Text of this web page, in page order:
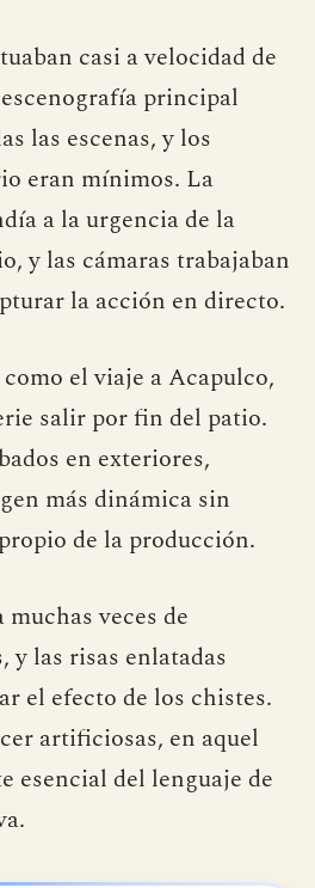
casi a velocidad de
principal
las escenas, y los
eran mínimos. La
a la urgencia de la
y las cámaras trabajaban
la acción en directo.
el viaje a Acapulco,
salir por fin del patio.
en exteriores,
más dinámica sin
de la producción.
veces de
y las risas enlatadas
el efecto de los chistes.
artificiosas, en aquel
esencial del lenguaje de